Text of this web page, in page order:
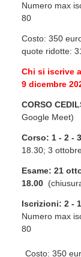
Numero max
80
Costo: 350
quote ridotte:
Chi si iscrive
9 dicembre
CORSO
Google Meet)
Corso: 1 - 2 -
18.30; 3
Esame: 21
18.00
Iscrizioni: 2 -
Numero max
80
Costo: 350